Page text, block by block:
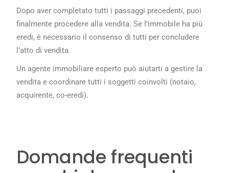
Dopo aver completato tutti i passaggi precedenti, puoi
finalmente procedere alla vendita. Se l’immobile ha più
eredi, è necessario il consenso di tutti per concludere
l’atto di vendita.
Un agente immobiliare esperto può aiutarti a gestire la
vendita e coordinare tutti i soggetti coinvolti (notaio,
acquirente, co-eredi).
Domande frequenti